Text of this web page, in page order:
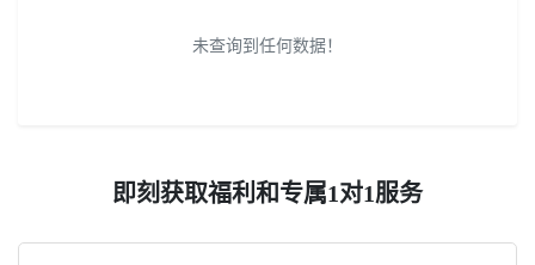
未查询到任何数据！
即刻获取福利和专属1对1服务